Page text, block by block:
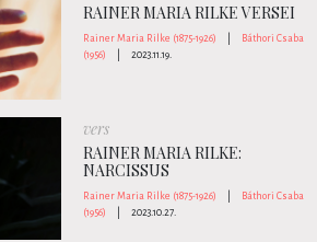
RAINER MARIA RILKE VERSEI
Rainer Maria Rilke (1875-1926)
Báthori Csaba
(1956)
2023.11.19.
vers
RAINER MARIA RILKE:
NARCISSUS
Rainer Maria Rilke (1875-1926)
Báthori Csaba
(1956)
2023.10.27.